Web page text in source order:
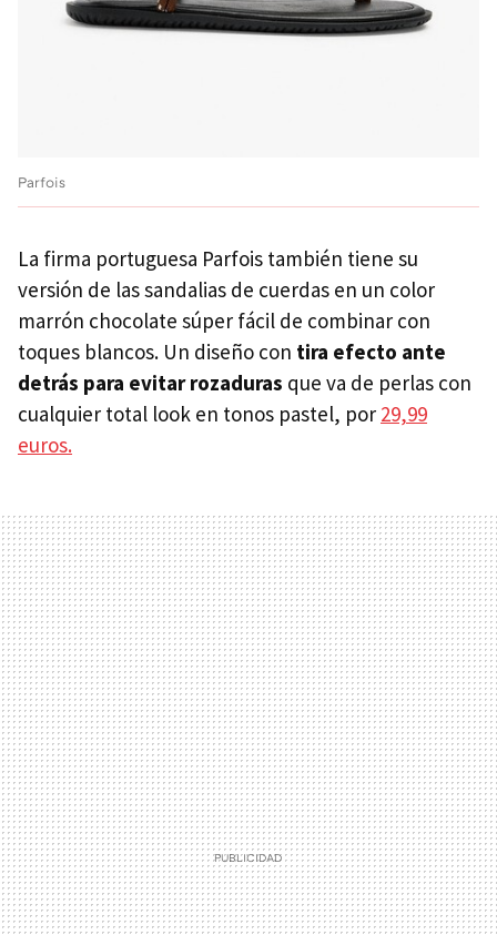
Parfois
La firma portuguesa Parfois también tiene su
versión de las sandalias de cuerdas en un color
marrón chocolate súper fácil de combinar con
toques blancos. Un diseño con tira efecto ante
detrás para evitar rozaduras que va de perlas con
cualquier total look en tonos pastel, por 29,99
euros.